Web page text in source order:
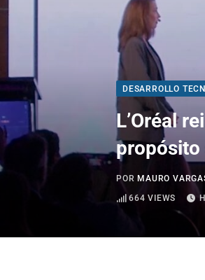
DESARROLLO
L’Oréal
propósito
POR MAURO
664 VIEWS